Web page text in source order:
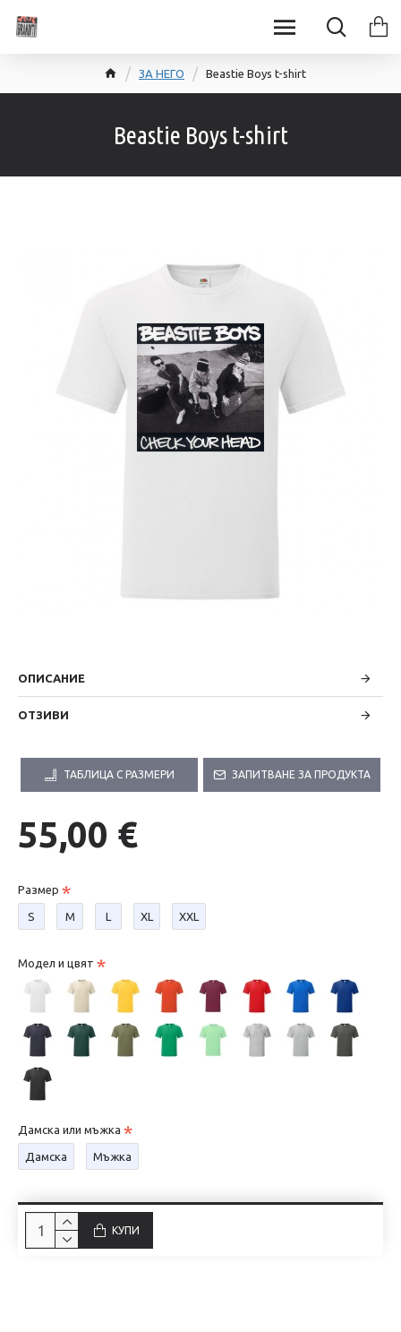
ЗА НЕГО Beastie Boys t-shirt
Beastie Boys t-shirt
ОПИСАНИЕ
ОТЗИВИ
ТАБЛИЦА С РАЗМЕРИ ЗАПИТВАНЕ ЗА ПРОДУКТА
55,00 €
Размер
S М L XL XXL
Модел и цвят
Дамска или мъжка
Дамска Мъжка
КУПИ